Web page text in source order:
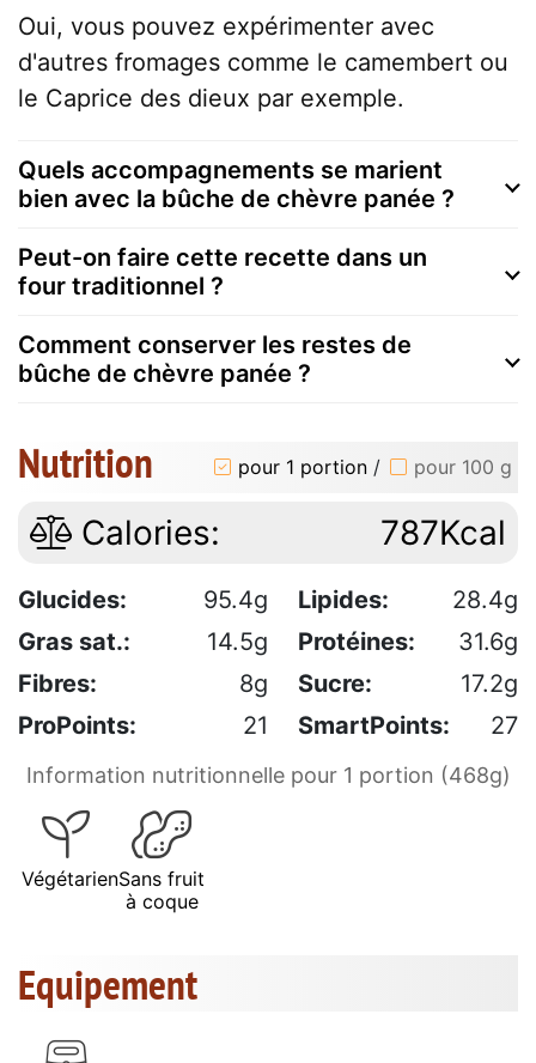
Oui, vous pouvez expérimenter avec
d'autres fromages comme le camembert ou
le Caprice des dieux par exemple.
Quels accompagnements se marient
bien avec la bûche de chèvre panée ?
Peut-on faire cette recette dans un
four traditionnel ?
Comment conserver les restes de
bûche de chèvre panée ?
Nutrition pour 1 portion / pour 100 g
Calories: 787Kcal
Glucides: 95.4g Lipides:
28.4g
Gras sat.:
14.5g Protéines:
31.6g
Fibres:
8g Sucre:
17.2g
ProPoints:
21 SmartPoints: 27
Information nutritionnelle pour 1 portion (468g)
VégétarienSans fruit
à coque
Equipement